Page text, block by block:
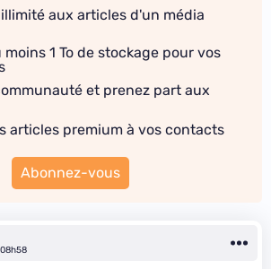
aux articles d'un média
1 To de stockage pour vos
et prenez part aux
articles premium à vos contacts
Abonnez-vous